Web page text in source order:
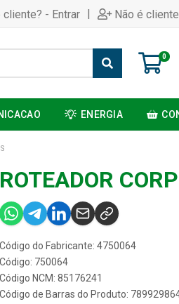
cliente? - Entrar | Não é
0
ENERGIA
ROTEADOR
Código do Fabricante: 4750064
Código: 750064
Código NCM: 85176241
Código de Barras do Produto: